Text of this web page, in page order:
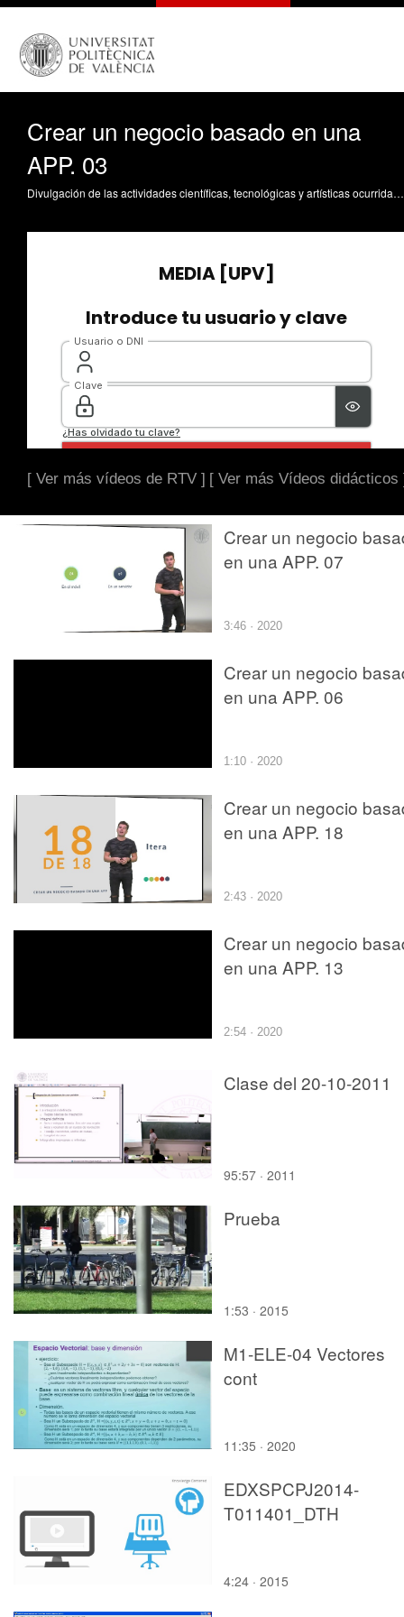
Crear un negocio basado en una
APP. 03
Divulgación de las actividades científicas, tecnológicas y artísticas ocurridas en los tres campus de la UPV
[ Ver más vídeos de RTV ] [ Ver más Vídeos didácticos
Crear un negocio
en una APP. 07
3:46 · 2020
Crear un negocio
en una APP. 06
1:10 · 2020
Crear un negocio
en una APP. 18
2:43 · 2020
Crear un negocio
en una APP. 13
2:54 · 2020
Clase del 20-10-2011
95:57 · 2011
Prueba
1:53 · 2015
M1-ELE-04 Vectores
cont
11:35 · 2020
EDXSPCPJ2014-
T011401_DTH
4:24 · 2015